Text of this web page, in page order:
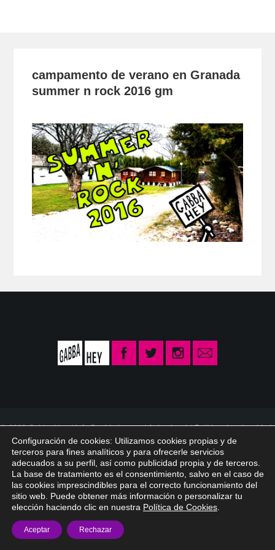
campamento de verano en Granada
summer n rock 2016 gm
© 2026 Gabba Hey /info@gabbahey.es/Aviso legal/Política de privacidad
Política de Cookies
Configuración de cookies: Utilizamos cookies propias y de
terceros para fines analíticos y para ofrecerle servicios
adecuados a su perfil, así como publicidad propia y de terceros.
La base de tratamiento es el consentimiento, salvo en el caso de
las cookies imprescindibles para el correcto funcionamiento del
sitio web. Puede obtener más información o personalizar tu
elección haciendo clic en nuestra Política de Cookies
Aceptar Rechazar